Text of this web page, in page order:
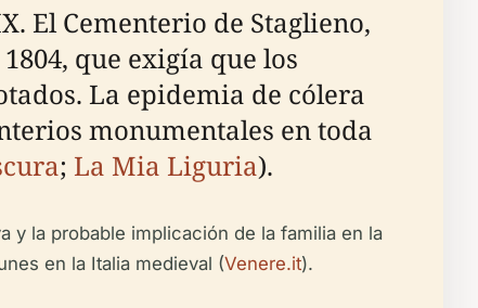
El Cementerio de Staglieno,
que exigía que los
La epidemia de cólera
monumentales en toda
; La Mia Liguria).
y la probable implicación de la familia en la
en la Italia medieval (Venere.it).